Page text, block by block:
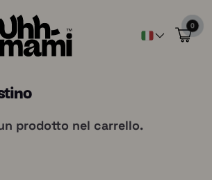
0
prodotto nel carrello.